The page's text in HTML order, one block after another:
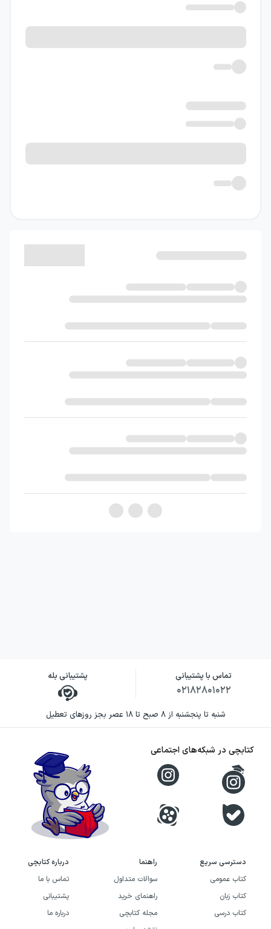
تماس با پشتیبانی
۰۲۱۸۲۸۰۱۰۲۲
پشتیبانی بله
شنبه تا پنجشنبه از ۸ صبح تا ۱۸ عصر بجز روزهای تعطیل
دسترسی سریع
کتاب عمومی
کتاب زبان
کتاب درسی
راهنما
سوالات متداول
راهنمای خرید
مجله کتابچی
درباره کتابچی
تماس با ما
پشتیبانی
درباره ما
کتابچی در شبکه‌های اجتماعی